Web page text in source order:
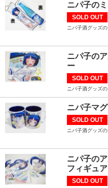
ニパ子の
SOLD OUT
ニパ子酒グッズ
ニパ子の
ー
SOLD OUT
ニパ子酒グッズの
ニパ子マグ
SOLD OUT
ニパ子酒グッズの
ニパ子の
フィギュア
SOLD OUT